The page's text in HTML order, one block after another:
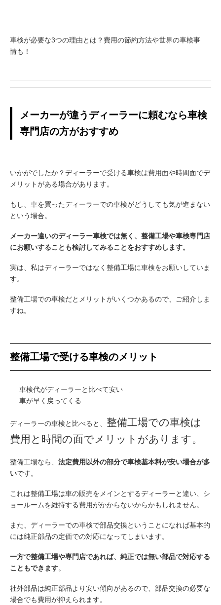
車検が必要な3つの理由とは？費用の節約方法や世界の車検事
情も！
メーカーが違うディーラーに頼むなら車検
専門店の方がおすすめ
いかがでしたか？ディーラーで受ける車検は費用面や時間面でデ
メリットがある場合があります。
もし、車を買ったディーラーでの車検がどうしても気が進まない
という場合。
メーカー違いのディーラー車検では無く、整備工場や車検専門店
にお願いすることも検討してみることをおすすめします。
実は、私はディーラーではなく整備工場に車検をお願いしていま
す。
整備工場での車検だとメリットがいくつかあるので、ご紹介しま
すね。
整備工場で受ける車検のメリット
車検代がディーラーと比べて安い
車が早く戻ってくる
ディーラーの車検と比べると、 整備工場での車検は
費用と時間の面でメリットがあります。
整備工場なら、 法定費用以外の部分で車検基本料が安い場合が多
いです。
これは整備工場は車の販売をメインとするディーラーと違い、シ
ョールームを維持する費用がかからないからかもしれません。
また、ディーラーでの車検で部品交換ということになれば基本的
には純正部品の定価での対応になってしまいます。
一方で整備工場や専門店であれば、純正では無い部品で対応する
こともできます。
社外部品は純正部品より安い傾向があるので、部品交換の必要な
場合でも費用が抑えられます。